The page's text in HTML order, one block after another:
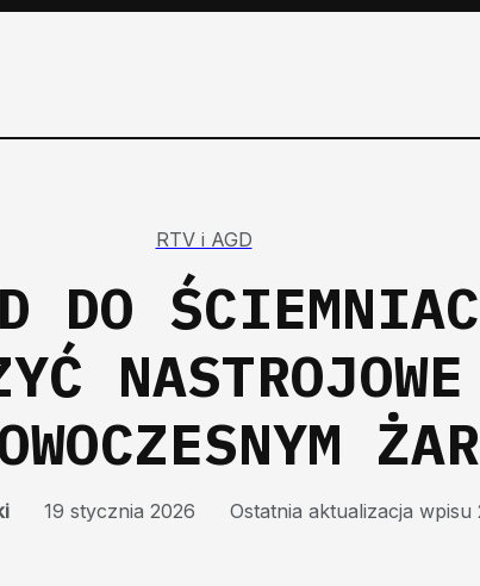
RTV i AGD
DO
19 stycznia 2026 Ostatnia aktualizacja wpisu